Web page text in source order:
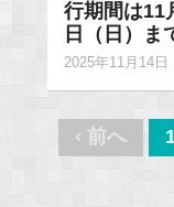
行期間は11
日（日）ま
2025年11月14日
Post
‹ 前へ